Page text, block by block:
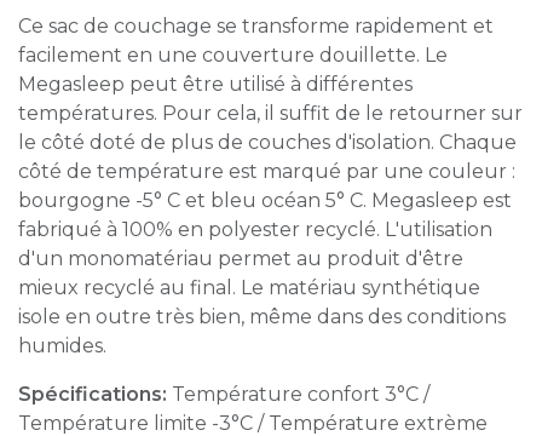
Ce sac de couchage se transforme rapidement et
facilement en une couverture douillette. Le
Megasleep peut être utilisé à différentes
températures. Pour cela, il suffit de le retourner sur
le côté doté de plus de couches d'isolation. Chaque
côté de température est marqué par une couleur :
bourgogne -5° C et bleu océan 5° C. Megasleep est
fabriqué à 100% en polyester recyclé. L'utilisation
d'un monomatériau permet au produit d'être
mieux recyclé au final. Le matériau synthétique
isole en outre très bien, même dans des conditions
humides.
Spécifications: Température confort 3°C /
Température limite -3°C / Température extrème